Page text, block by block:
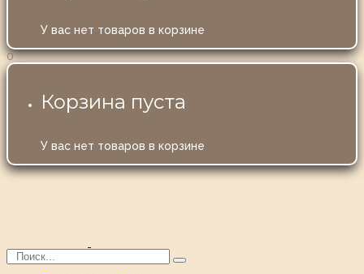
У вас нет товаров в корзине
0
Корзина пуста
У вас нет товаров в корзине